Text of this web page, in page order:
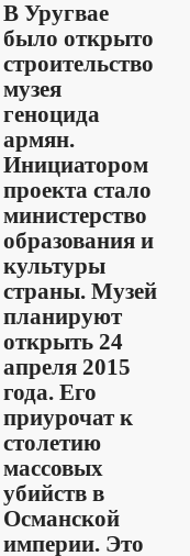
В Уругвае
было открыто
строительство
музея
геноцида
армян.
Инициатором
проекта стало
министерство
образования и
культуры
страны. Музей
планируют
открыть 24
апреля 2015
года. Его
приурочат к
столетию
массовых
убийств в
Османской
империи. Это